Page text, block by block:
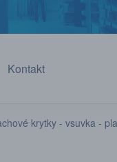
Kontakt
krytky - vsuvka -